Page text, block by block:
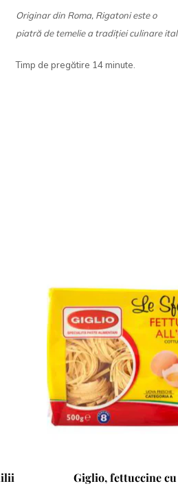
Originar din Roma, Rigatoni este o
piatră de temelie a tradiției culinare
Timp de pregătire 14 minute.
Giglio, fettuccine cu